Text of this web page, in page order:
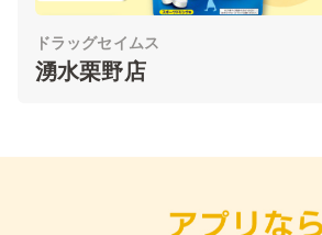
ドラッグセイムス
湧水栗野店